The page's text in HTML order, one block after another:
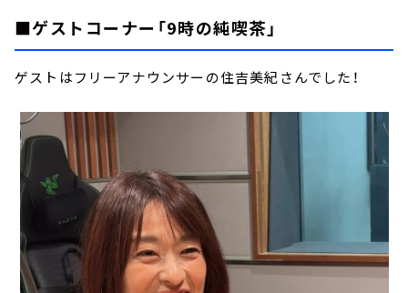
■ゲストコーナー「9時の純喫茶」
ゲストはフリーアナウンサーの住吉美紀さんでした！